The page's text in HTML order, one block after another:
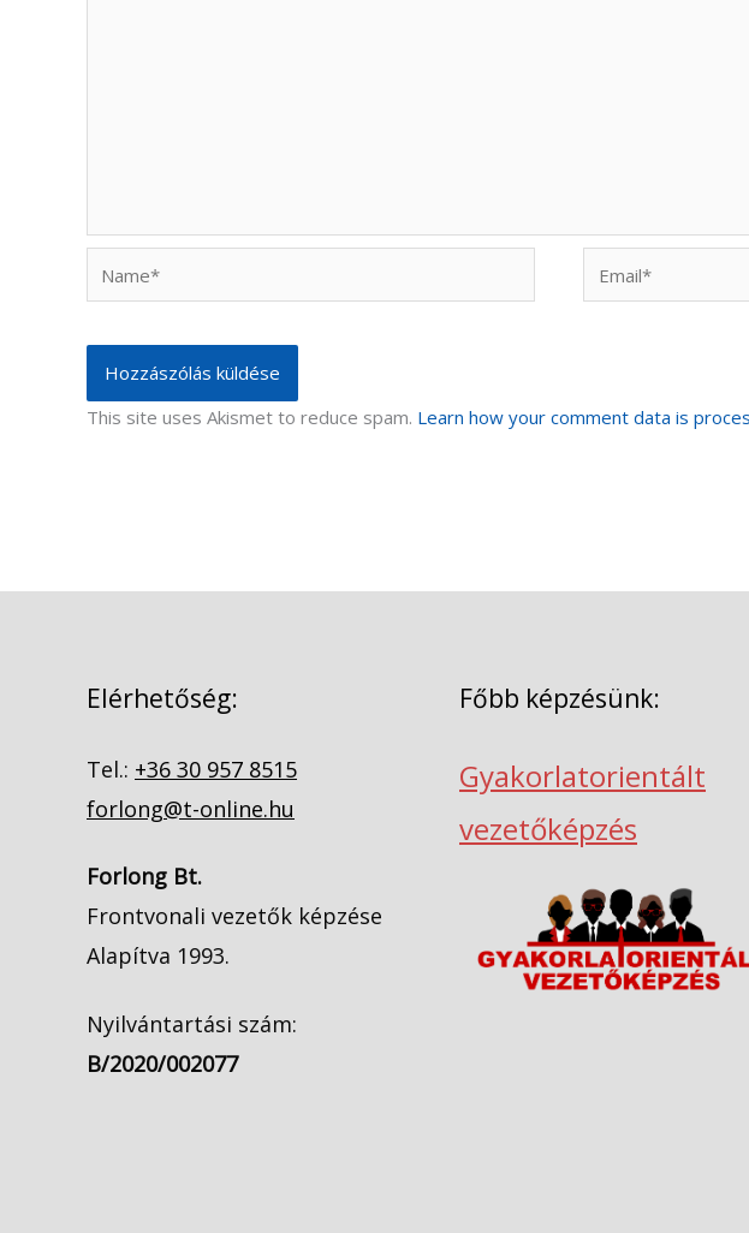
This site uses Akismet to reduce spam. Learn how your comment data is
Elérhetőség:
Tel.: +36 30 957 8515
forlong@t-online.hu
Forlong Bt.
Frontvonali vezetők képzése
Alapítva 1993.
Nyilvántartási szám:
B/2020/002077
Főbb képzésünk:
Gyakorlatorientált
vezetőképzés